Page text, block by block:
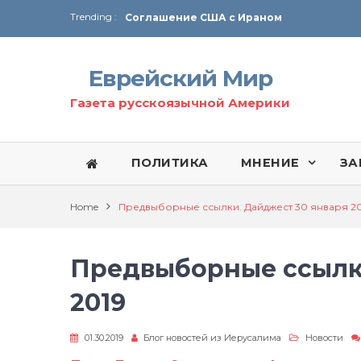
Trending :
Соглашение США с Ираном
Технология Революции в Иране
От Ирана до Ливана и Газы
Еврейский Мир
Газета русскоязычной Америки
ПОЛИТИКА МНЕНИЕ
Home Предвыборные ссылки. Дайджест 30 января
Предвыборные
2019
01.30.2019 Блог новостей из Иерусалима Новости